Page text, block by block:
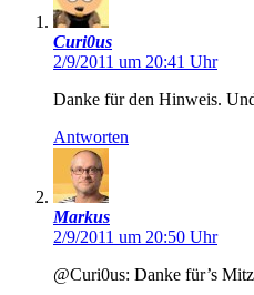
Curi0us
2/9/2011 um 20:41 Uhr
Danke für den Hinweis.
Antworten
Markus
2/9/2011 um 20:50 Uhr
@Curi0us: Danke für’s